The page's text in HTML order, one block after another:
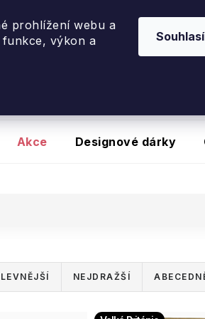
PORTUGALSKO20na
prohlížení webu a
výkon a
Akce Designové dárky
NEJDRAŽŠÍ